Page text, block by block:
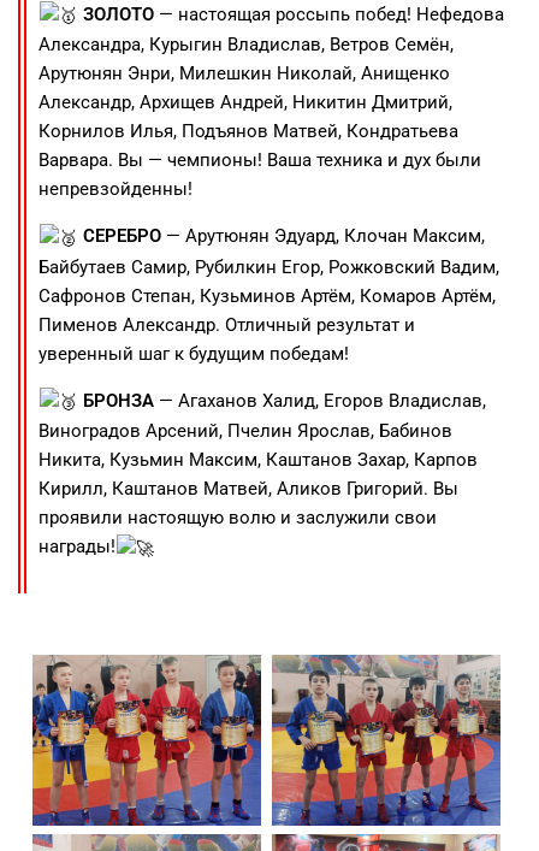
ЗОЛОТО — настоящая россыпь побед! Нефедова
Александра, Курыгин Владислав, Ветров Семён,
Арутюнян Энри, Милешкин Николай, Анищенко
Александр, Архищев Андрей, Никитин Дмитрий,
Корнилов Илья, Подъянов Матвей, Кондратьева
Варвара. Вы — чемпионы! Ваша техника и дух были
непревзойденны!
СЕРЕБРО — Арутюнян Эдуард, Клочан Максим,
Байбутаев Самир, Рубилкин Егор, Рожковский Вадим,
Сафронов Степан, Кузьминов Артём, Комаров Артём,
Пименов Александр. Отличный результат и
уверенный шаг к будущим победам!
БРОНЗА — Агаханов Халид, Егоров Владислав,
Виноградов Арсений, Пчелин Ярослав, Бабинов
Никита, Кузьмин Максим, Каштанов Захар, Карпов
Кирилл, Каштанов Матвей, Аликов Григорий. Вы
проявили настоящую волю и заслужили свои
награды!